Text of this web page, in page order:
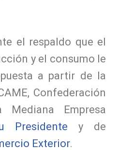
el respaldo que el
y el consumo le
a partir de la
Confederación
Empresa
Presidente y de
Exterior.